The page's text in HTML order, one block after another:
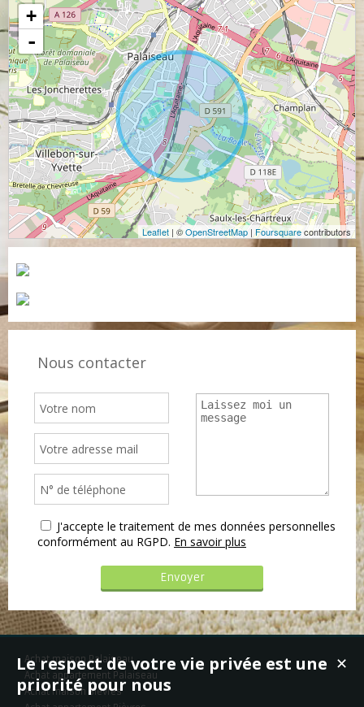
+
-
Leaflet | ©OpenStreetMap |Foursquarecontributors
Nous contacter
J'accepte le traitement de mes données personnelles
conformément au RGPD. En savoir plus
Achat maison Palaiseau
Achat appartement Palaiseau
Achat maison Bièvres
✕
Le respect de votre vie privée est une
priorité pour nous